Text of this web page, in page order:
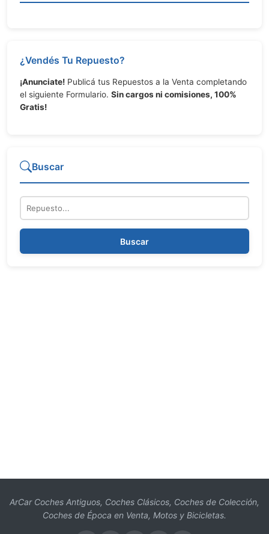
¿Vendés Tu Repuesto?
¡Anunciate! Publicá tus Repuestos a la Venta completando
el siguiente Formulario. Sin cargos ni comisiones, 100%
Gratis!
Buscar
Repuesto
Buscar
ArCar Coches Antiguos, Coches Clásicos, Coches de Colección,
Coches de Época en Venta, Motos y Bicicletas.